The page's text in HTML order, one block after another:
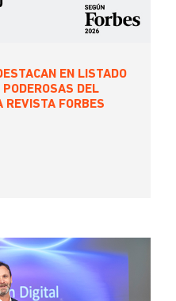
EN LISTADO
DEL
REVISTA FORBES